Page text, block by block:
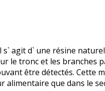
s` agit d` une résine
le tronc et les branches
être détectés. Cette
que dans le